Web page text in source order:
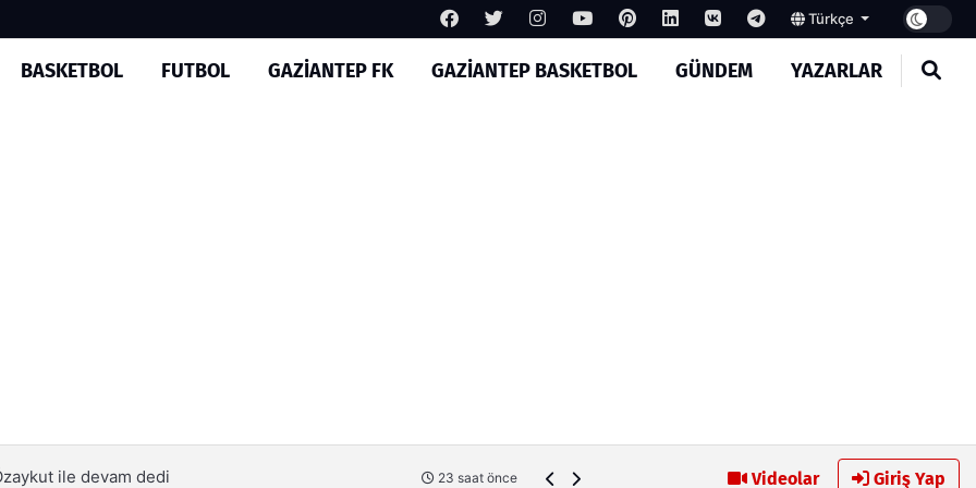
Türkçe
BASKETBOL FUTBOL GAZİANTEP FK GAZİANTEP BASKETBOL GÜNDEM YAZARLAR
yapılıyor 1 gün önce Memik Yılmaz, Gaziantep FK için kesenin ağzını açtı
Videolar Giriş Yap